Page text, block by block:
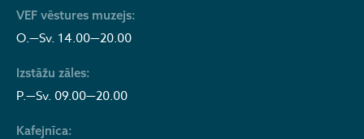
VEF vēstures muzejs:
O.—Sv. 14.00—20.00
Izstāžu zāles:
P.—Sv. 09.00—20.00
Kafejnīca: